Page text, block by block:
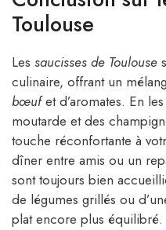
Toulouse
Les saucisses de Toulouse
culinaire, offrant un
bœufet d’aromates. En
moutarde et des
touche réconfortante à
dîner entre amis ou un
sont toujours bien
de légumes grillés ou
plat encore plus équilibré.